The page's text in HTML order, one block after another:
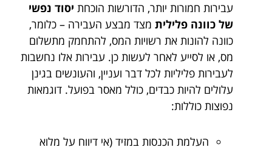
עבירות חמורות יותר, הדורשות הוכחת יסוד נפשי
של כוונה פלילית מצד מבצע העבירה – כלומר,
כוונה להונות את רשויות המס, להתחמק מתשלום
מס, או לסייע לאחר לעשות כן. עבירות אלו נחשבות
לעבירות פליליות לכל דבר ועניין, והעונשים בגינן
עלולים להיות כבדים, כולל מאסר בפועל. דוגמאות
נפוצות כוללות:
העלמת הכנסות במזיד (אי דיווח על מלוא